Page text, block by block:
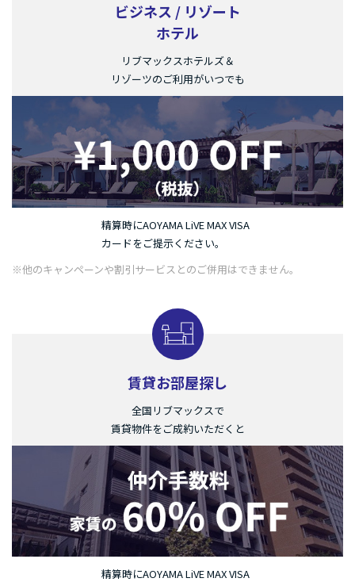
ビジネス / リゾート
ホテル
リブマックスホテルズ＆
リゾーツのご利用がいつでも
精算時にAOYAMA LiVE MAX VISA
カードをご提示ください。
※他のキャンペーンや割引サービスとのご併用はできません。
賃貸お部屋探し
全国リブマックスで
賃貸物件をご成約いただくと
精算時にAOYAMA LiVE MAX VISA